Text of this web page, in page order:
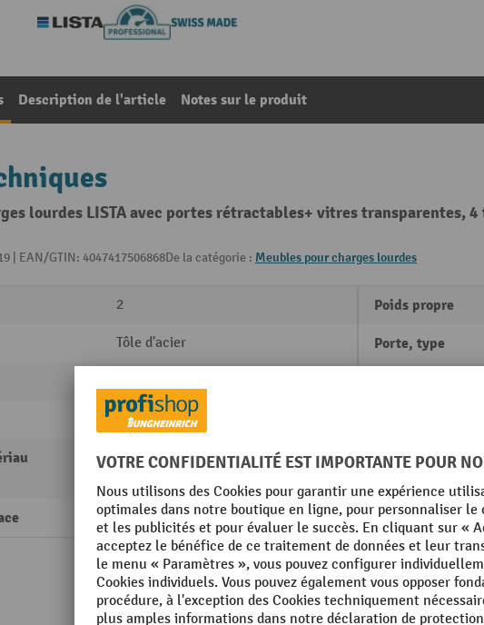
Description de l'article Notes sur le produit
lourdes LISTA avec portes rétractables+ vitres transparentes,
| EAN/GTIN: 4047417506868De la catégorie : Meubles pour charges lourdes
2
Tôle d'acier
RAL 5012 bleu clair
Tôle d'acier
poudré
Poids propre
Porte, type
Rubrique
Serrure, type
Afficher tous les détails techniques